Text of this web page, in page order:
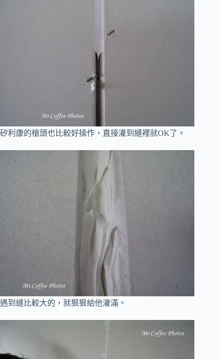
矽利康的槍頭也比較好操作，直接灌到縫裡就OK了。
遇到縫比較大的，就狠狠給他灌滿。